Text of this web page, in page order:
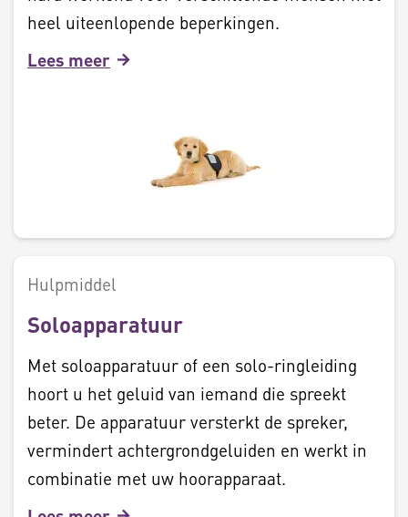
heel uiteenlopende beperkingen.
Lees meer
Hulpmiddel
Soloapparatuur
Met soloapparatuur of een solo-ringleiding
hoort u het geluid van iemand die spreekt
beter. De apparatuur versterkt de spreker,
vermindert achtergrondgeluiden en werkt in
combinatie met uw hoorapparaat.